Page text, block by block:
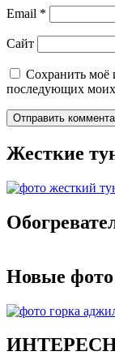
Email *
Сайт
Сохранить моё
последующих
Жесткие
Новые фото